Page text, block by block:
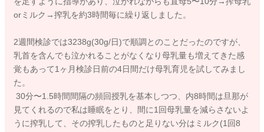
orミルク→搾乳を約3時間毎に繰り返しました。
2週間検診では3238g(30g/日)で順調とのことだったのですが、
乳首を含んでも泣かれることがなくなり母乳量も増えてきた感
覚もあって1ヶ月検診日前の4日間だけ母乳育児を試してみまし
た。
30分〜1.5時間間隔の頻回授乳を基本しつつ、内8時間は旦那が
見てくれるので私は睡眠をとり、間に1回母乳量を減らさないよ
うに搾乳して、その搾乳したものと足りない分はミルク(1回8